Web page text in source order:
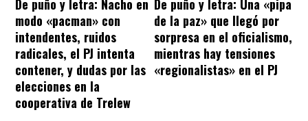
De puño y letra: Nacho en
modo «pacman» con
intendentes, ruidos
radicales, el PJ intenta
contener, y dudas por las
elecciones en la
cooperativa de Trelew
De puño y letra: Una «pipa
de la paz» que llegó por
sorpresa en el oficialismo,
mientras hay tensiones
«regionalistas» en el PJ